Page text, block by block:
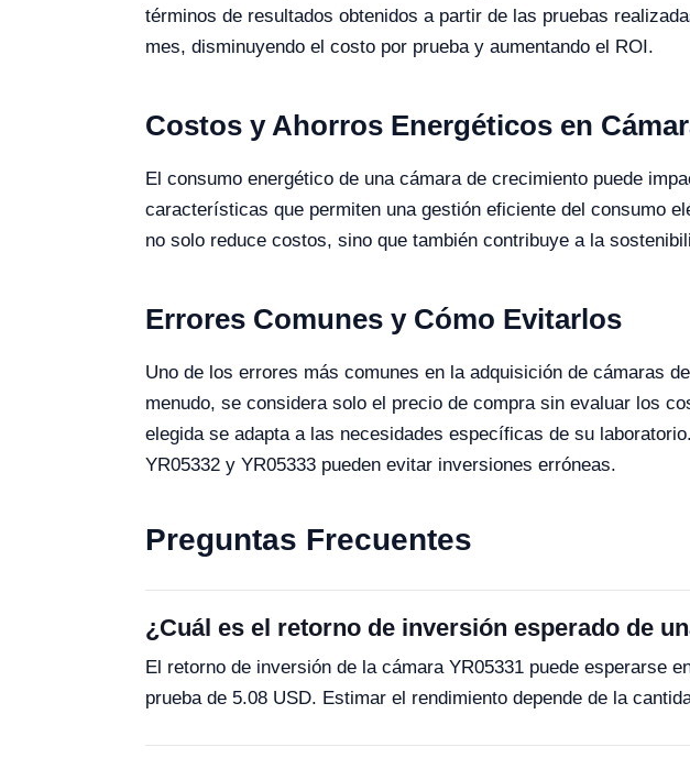
términos de resultados obtenidos a partir de las pruebas
mes, disminuyendo el costo por prueba y aumentando el ROI.
Costos y Ahorros Energéticos en
El consumo energético de una cámara de crecimiento puede
características que permiten una gestión eficiente del consumo
no solo reduce costos, sino que también contribuye a la
Errores Comunes y Cómo Evitarlos
Uno de los errores más comunes en la adquisición de cámaras
menudo, se considera solo el precio de compra sin evaluar los
elegida se adapta a las necesidades específicas de su
YR05332 y YR05333 pueden evitar inversiones erróneas.
Preguntas Frecuentes
¿Cuál es el retorno de inversión esperado de
El retorno de inversión de la cámara YR05331 puede esperarse
prueba de 5.08 USD. Estimar el rendimiento depende de la